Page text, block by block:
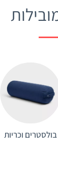
בולסטרים וכריות